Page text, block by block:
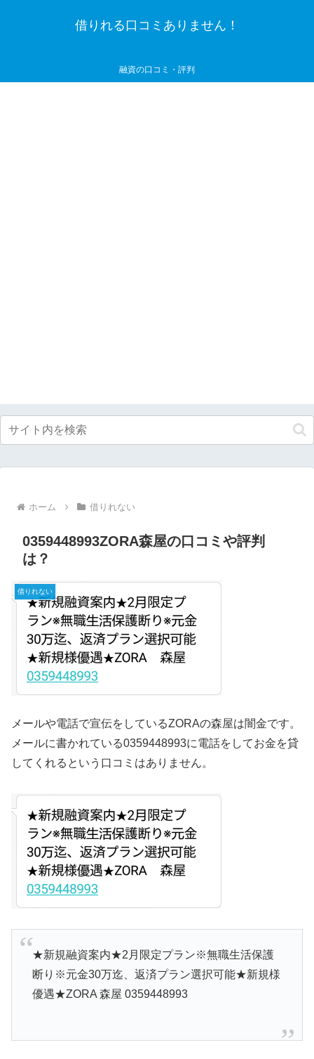
借りれる口コミありません！
融資の口コミ・評判
ホーム 借りれない
0359448993ZORA森屋の口コミや評判
は？
借りれない
メールや電話で宣伝をしているZORAの森屋は闇金です。
メールに書かれている0359448993に電話をしてお金を貸
してくれるという口コミはありません。
★新規融資案内★2月限定プラン※無職生活保護
断り※元金30万迄、返済プラン選択可能★新規様
優遇★ZORA 森屋 0359448993